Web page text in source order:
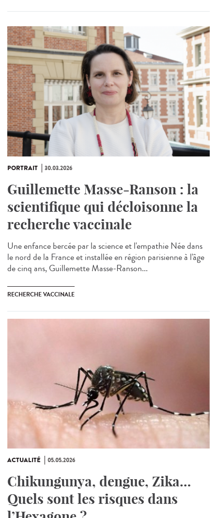
PORTRAIT 30.03.2026
Guillemette Masse-Ranson : la
scientifique qui décloisonne la
recherche vaccinale
Une enfance bercée par la science et l'empathie Née dans
le nord de la France et installée en région parisienne à l'âge
de cinq ans, Guillemette Masse-Ranson...
RECHERCHE VACCINALE
ACTUALITÉ 05.05.2026
Chikungunya, dengue, Zika…
Quels sont les risques dans